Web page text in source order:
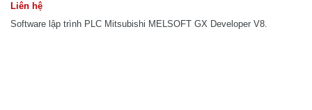
Liên hệ
Software lập trình PLC Mitsubishi MELSOFT GX Developer V8.